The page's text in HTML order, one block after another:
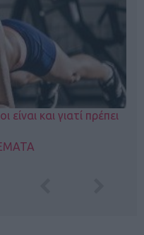
είναι και γιατί πρέπει